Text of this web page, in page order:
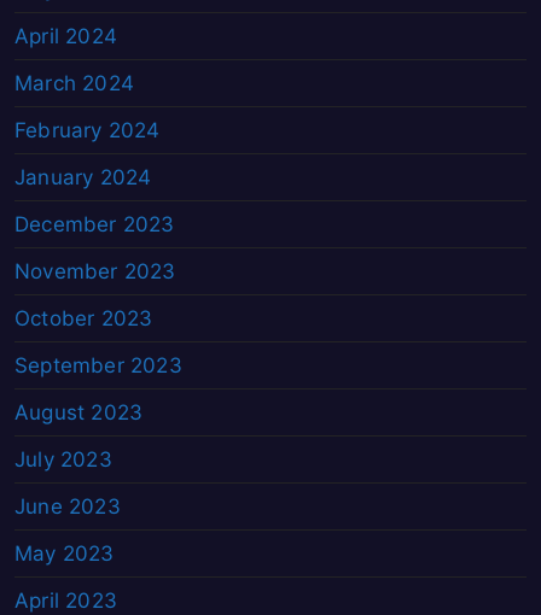
April 2024
March 2024
February 2024
January 2024
December 2023
November 2023
October 2023
September 2023
August 2023
July 2023
June 2023
May 2023
April 2023